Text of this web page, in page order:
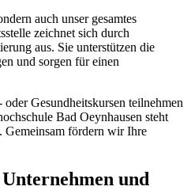
auch unser gesamtes
zeichnet sich durch
aus. Sie unterstützen die
und sorgen für einen
Gesundheitskursen teilnehmen
Bad Oeynhausen steht
Gemeinsam fördern wir Ihre
und